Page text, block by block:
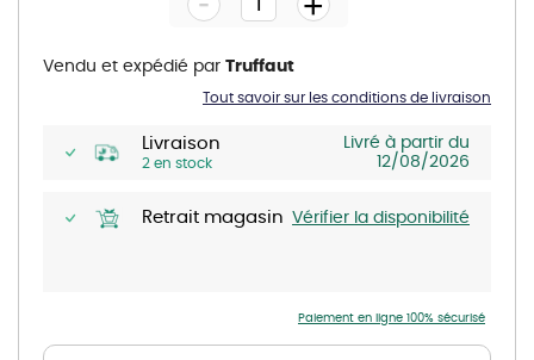
gallery
Livraison
2 en stock
Livré à partir du
12/08/2026
Retrait magasin Vérifier la disponibilité
Tout savoir sur les conditions de livraison
Vendu et expédié par Truffaut
Paiement en ligne 100% sécurisé